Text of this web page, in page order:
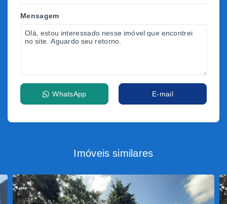
Mensagem
WhatsApp E-mail
Imóveis similares